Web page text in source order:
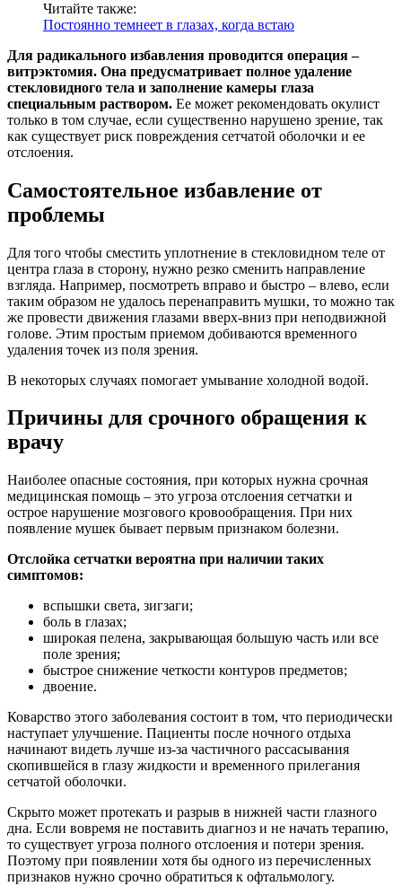
Читайте также:
Постоянно темнеет в глазах, когда встаю
Для радикального избавления проводится операция –
витрэктомия. Она предусматривает полное удаление
стекловидного тела и заполнение камеры глаза
специальным раствором. Ее может рекомендовать окулист
только в том случае, если существенно нарушено зрение, так
как существует риск повреждения сетчатой оболочки и ее
отслоения.
Самостоятельное избавление от
проблемы
Для того чтобы сместить уплотнение в стекловидном теле от
центра глаза в сторону, нужно резко сменить направление
взгляда. Например, посмотреть вправо и быстро – влево, если
таким образом не удалось перенаправить мушки, то можно так
же провести движения глазами вверх-вниз при неподвижной
голове. Этим простым приемом добиваются временного
удаления точек из поля зрения.
В некоторых случаях помогает умывание холодной водой.
Причины для срочного обращения к
врачу
Наиболее опасные состояния, при которых нужна срочная
медицинская помощь – это угроза отслоения сетчатки и
острое нарушение мозгового кровообращения. При них
появление мушек бывает первым признаком болезни.
Отслойка сетчатки вероятна при наличии таких
симптомов:
вспышки света, зигзаги;
боль в глазах;
широкая пелена, закрывающая большую часть или все
поле зрения;
быстрое снижение четкости контуров предметов;
двоение.
Коварство этого заболевания состоит в том, что периодически
наступает улучшение. Пациенты после ночного отдыха
начинают видеть лучше из-за частичного рассасывания
скопившейся в глазу жидкости и временного прилегания
сетчатой оболочки.
Скрыто может протекать и разрыв в нижней части глазного
дна. Если вовремя не поставить диагноз и не начать терапию,
то существует угроза полного отслоения и потери зрения.
Поэтому при появлении хотя бы одного из перечисленных
признаков нужно срочно обратиться к офтальмологу.